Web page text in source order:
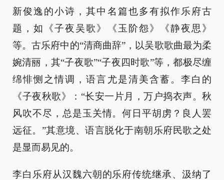
新俊逸的小诗，其中名篇也多有拟作乐府古
题，如《子夜吴歌》《玉阶怨》《静夜思》
等。古乐府中的“清商曲辞”，以吴歌歌曲最为柔
婉清丽，其“子夜歌”“子夜四时歌”等，都极尽缠
绵悱恻之情调，语言尤是清美含蓄。李白的
《子夜秋歌》：“长安一片月，万户捣衣声。秋
风吹不尽，总是玉关情。何日平胡虏？良人罢
远征。”其意境、语言脱化于南朝乐府民歌之处
是显而易见的。
李白乐府从汉魏六朝的乐府传统继承、汲纳了